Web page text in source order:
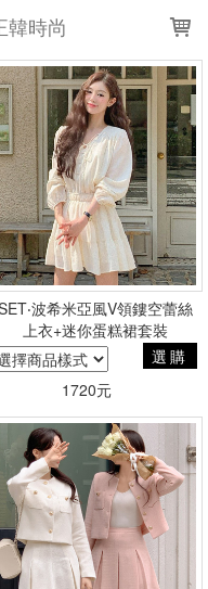
韓時尚
粉紅
灰
麥米
混色灰
L FREE
波希米亞風V領鏤空蕾絲
上衣+迷你蛋糕裙套裝
選購
1720元